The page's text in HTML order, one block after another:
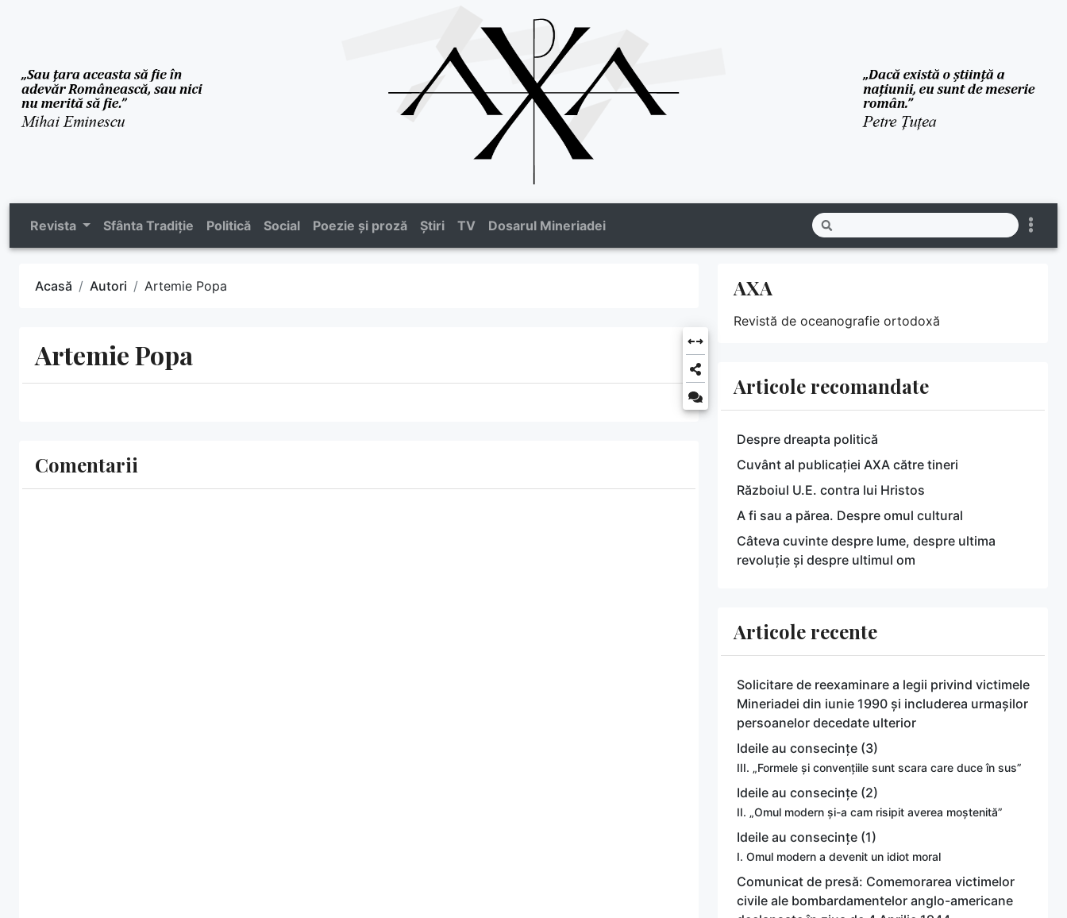
Revista Sfânta Tradiție Politică Social Poezie și proză Știri TV Dosarul Mineriadei
Acasă Autori Artemie Popa
Artemie Popa
Comentarii
AXA
Revistă de oceanografie ortodoxă
Articole recomandate
Despre dreapta politică
Cuvânt al publicației AXA către tineri
Războiul U.E. contra lui Hristos
A fi sau a părea. Despre omul cultural
Câteva cuvinte despre lume, despre ultima
revoluție și despre ultimul om
Articole recente
Solicitare de reexaminare a legii privind victimele
Mineriadei din iunie 1990 și includerea urmașilor
persoanelor decedate ulterior
Ideile au consecințe (3)
III. „Formele și convențiile sunt scara care duce în sus”
Ideile au consecințe (2)
II. „Omul modern și-a cam risipit averea moștenită”
Ideile au consecințe (1)
I. Omul modern a devenit un idiot moral
Comunicat de presă: Comemorarea victimelor
civile ale bombardamentelor anglo-americane